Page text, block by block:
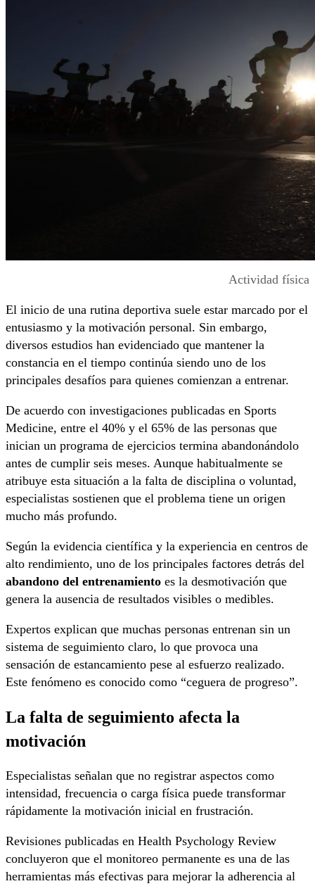
Actividad física
El inicio de una rutina deportiva suele estar marcado por el
entusiasmo y la motivación personal. Sin embargo,
diversos estudios han evidenciado que mantener la
constancia en el tiempo continúa siendo uno de los
principales desafíos para quienes comienzan a entrenar.
De acuerdo con investigaciones publicadas en Sports
Medicine, entre el 40% y el 65% de las personas que
inician un programa de ejercicios termina abandonándolo
antes de cumplir seis meses. Aunque habitualmente se
atribuye esta situación a la falta de disciplina o voluntad,
especialistas sostienen que el problema tiene un origen
mucho más profundo.
Según la evidencia científica y la experiencia en centros de
alto rendimiento, uno de los principales factores detrás del
abandono del entrenamiento es la desmotivación que
genera la ausencia de resultados visibles o medibles.
Expertos explican que muchas personas entrenan sin un
sistema de seguimiento claro, lo que provoca una
sensación de estancamiento pese al esfuerzo realizado.
Este fenómeno es conocido como “ceguera de progreso”.
La falta de seguimiento afecta la
motivación
Especialistas señalan que no registrar aspectos como
intensidad, frecuencia o carga física puede transformar
rápidamente la motivación inicial en frustración.
Revisiones publicadas en Health Psychology Review
concluyeron que el monitoreo permanente es una de las
herramientas más efectivas para mejorar la adherencia al